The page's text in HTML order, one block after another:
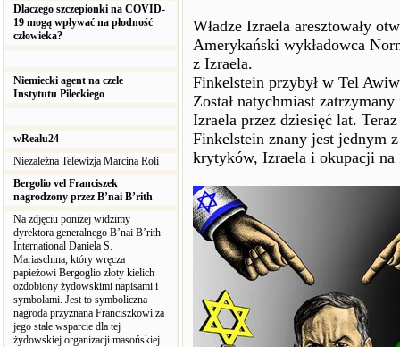
Dlaczego szczepionki na COVID-
19 mogą wpływać na płodność
człowieka?
Niemiecki agent na czele
Instytutu Pileckiego
wRealu24
Niezależna Telewizja Marcina Roli
Bergolio vel Franciszek
nagrodzony przez B’nai B’rith
Na zdjęciu poniżej widzimy
dyrektora generalnego B’nai B’rith
International Daniela S.
Mariaschina, który wręcza
papieżowi Bergoglio złoty kielich
ozdobiony żydowskimi napisami i
symbolami. Jest to symboliczna
nagroda przyznana Franciszkowi za
jego stałe wsparcie dla tej
żydowskiej organizacji masońskiej.
Władze Izraela aresztowały
Amerykański wykładowca
z Izraela.
Finkelstein przybył w Tel
Został natychmiast
Izraela przez dziesięć lat.
Finkelstein znany jest jednym
krytyków, Izraela i okupacji na